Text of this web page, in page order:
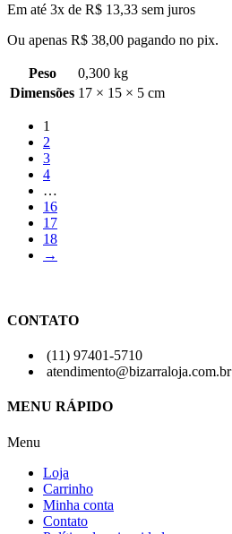
Em até 3x de R$ 13,33 sem juros
Ou apenas R$ 38,00 pagando no pix.
Peso
0,300 kg
Dimensões 17 × 15 × 5 cm
1
2
3
4
…
16
17
18
→
CONTATO
(11) 97401-5710
atendimento@bizarraloja.com.br
MENU RÁPIDO
Menu
Loja
Carrinho
Minha conta
Contato